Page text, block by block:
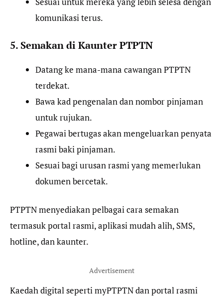
komunikasi terus.
5. Semakan di Kaunter PTPTN
Datang ke mana-mana cawangan PTPTN
terdekat.
Bawa kad pengenalan dan nombor pinjaman
untuk rujukan.
Pegawai bertugas akan mengeluarkan penyata
rasmi baki pinjaman.
Sesuai bagi urusan rasmi yang memerlukan
dokumen bercetak.
PTPTN menyediakan pelbagai cara semakan
termasuk portal rasmi, aplikasi mudah alih, SMS,
hotline, dan kaunter.
Advertisement
Kaedah digital seperti myPTPTN dan portal rasmi